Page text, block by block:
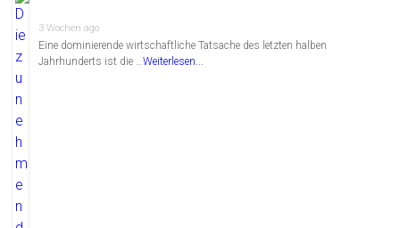
3 Wochen ago
Eine dominierende wirtschaftliche Tatsache des letzten halben
Jahrhunderts ist die …Weiterlesen...